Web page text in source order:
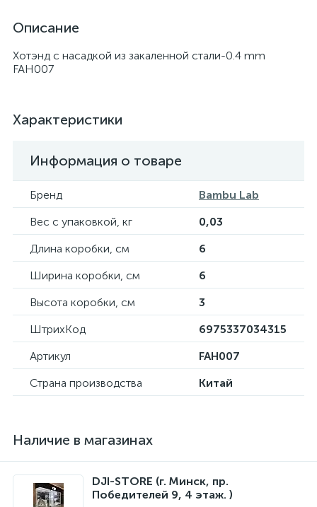
Описание
Хотэнд с насадкой из закаленной стали-0.4 mm
FAH007
Характеристики
Информация о товаре
Бренд
Bambu Lab
Вес с упаковкой, кг
0,03
Длина коробки, см
6
Ширина коробки, см
6
Высота коробки, см
3
ШтрихКод
6975337034315
Артикул
FAH007
Страна производства
Китай
Наличие в магазинах
DJI-STORE (г. Минск, пр.
Победителей 9, 4 этаж. )